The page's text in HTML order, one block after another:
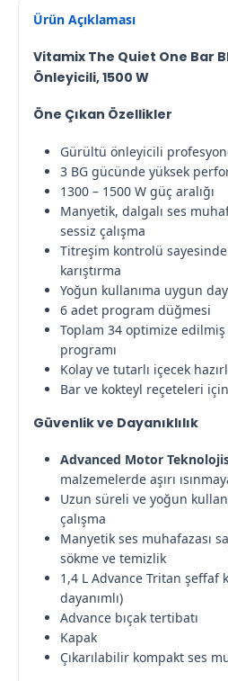
Ürün Açıklaması
Vitamix The Quiet One Bar
Önleyicili, 1500 W
Öne Çıkan Özellikler
Gürültü önleyicili
3 BG gücünde yüksek
1300 – 1500 W güç aralığı
Manyetik, dalgalı ses
sessiz çalışma
Titreşim kontrolü sayesinde
karıştırma
Yoğun kullanıma uygun
6 adet program düğmesi
Toplam 34 optimize edilmiş
programı
Kolay ve tutarlı içecek
Bar ve kokteyl reçeteleri
Güvenlik ve Dayanıklılık
Advanced Motor
malzemelerde aşırı
Uzun süreli ve yoğun
çalışma
Manyetik ses muhafazası
sökme ve temizlik
1,4 L Advance Tritan şeffaf
dayanımlı)
Advance bıçak tertibatı
Kapak
Çıkarılabilir kompakt ses